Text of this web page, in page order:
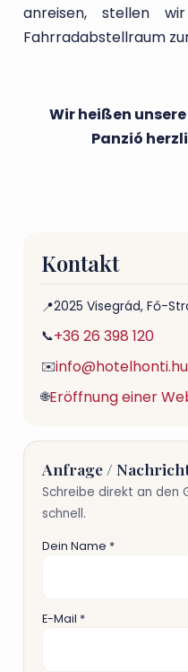
anreisen, stellen
Fahrradabstellraum
Wir heißen
Panzió
Kontakt
📍2025 Visegrád, Fő-
📞+36 26 398 120
✉️info@hotelhonti.hu
🌐Eröffnung einer
Anfrage /
Schreibe direkt an
schnell.
Dein Name *
E-Mail *